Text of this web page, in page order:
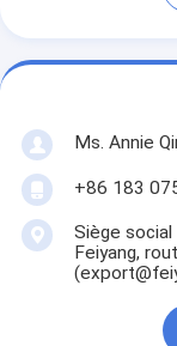
Ms. Annie
+86 183
Siège
Feiyang,